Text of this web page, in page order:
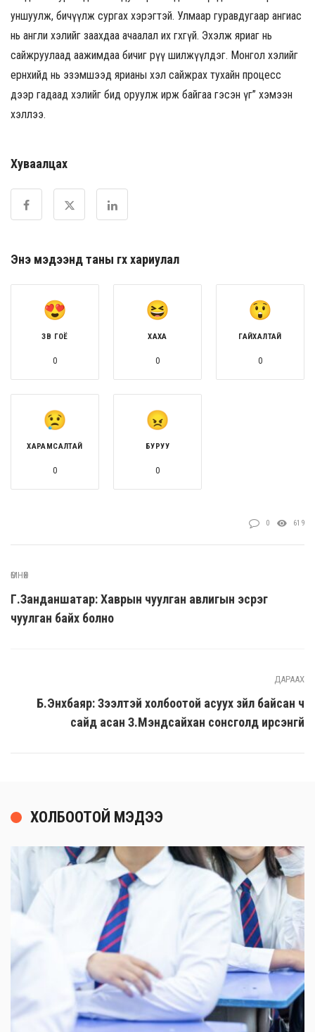
уншуулж, бичүүлж сургах хэрэгтэй. Улмаар гуравдугаар ангиас
нь англи хэлийг заахдаа ачаалал их өгөхгүй. Эхэлж яриаг нь
сайжруулаад аажимдаа бичиг рүү шилжүүлдэг. Монгол хэлийг
ерөнхийд нь эзэмшээд ярианы хэл сайжрах тухайн процесс
дээр гадаад хэлийг бид оруулж ирж байгаа гэсэн үг” хэмээн
хэллээ.
Хуваалцах
Энэ мэдээнд таны өгөх хариулал
ЗӨВ ГОЁ
0
ХАХА
0
ГАЙХАЛТАЙ
0
ХАРАМСАЛТАЙ
0
БУРУУ
0
0 619
ӨМНӨХ
Г.Занданшатар: Хаврын чуулган авлигын эсрэг
чуулган байх болно
ДАРААХ
Б.Энхбаяр: Зээлтэй холбоотой асуух зүйл байсан ч
сайд асан З.Мэндсайхан сонсголд ирсэнгүй
ХОЛБООТОЙ МЭДЭЭ